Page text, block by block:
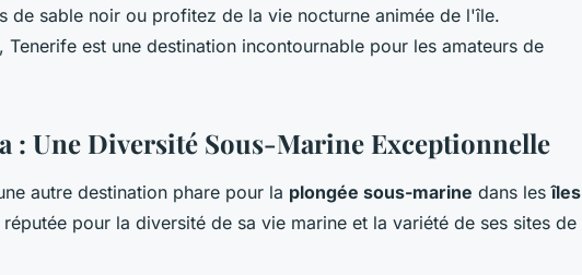
de sable noir ou profitez de la vie nocturne animée de l'île.
Tenerife est une destination incontournable pour les amateurs de
: Une Diversité Sous-Marine Exceptionnelle
autre destination phare pour la plongée sous-marine dans lesîles
pour la diversité de sa vie marine et la variété de ses sites de